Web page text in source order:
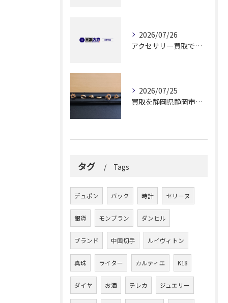
2026/07/26
アクセサリー買取で納得できる解答を静岡県静岡市で見つけるためのポイント
2026/07/25
買取を静岡県静岡市でリング高価買取と査定無料で納得できる方法ガイド
タグ Tags
デュポン バック 時計 セリーヌ
銀貨 モンブラン ダンヒル
ブランド 中国切手 ルイヴィトン
真珠 ライター カルティエ K18
ダイヤ お酒 テレカ ジュエリー